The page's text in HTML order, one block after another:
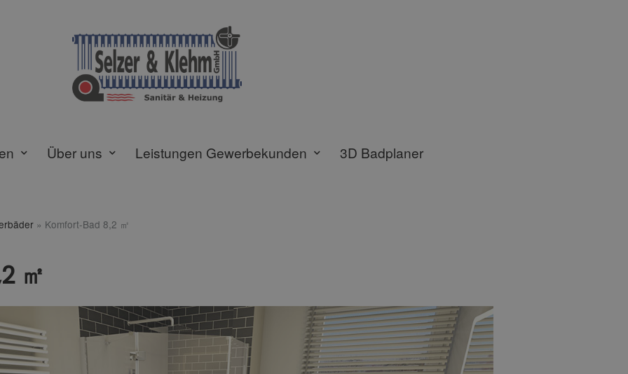
Über uns Leistungen Gewerbekunden 3D Badplaner
» Komfort-Bad 8,2 ㎡
㎡